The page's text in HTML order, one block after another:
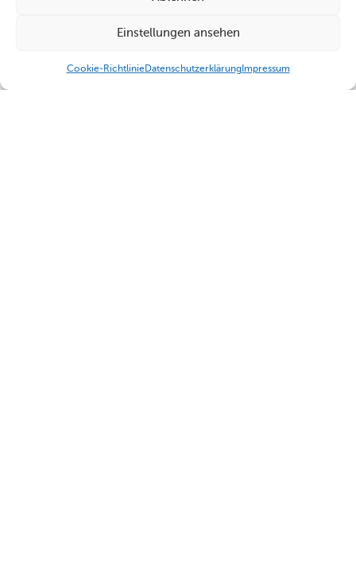
Einstellungen ansehen
Cookie-RichtlinieDatenschutzerklärungImpressum